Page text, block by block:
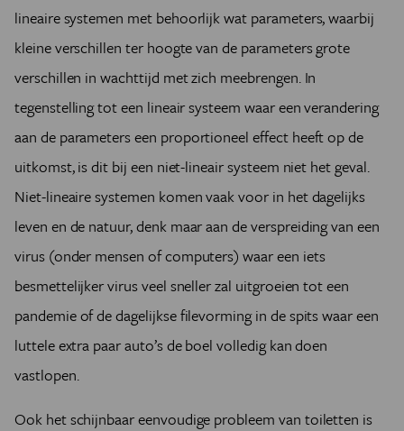
lineaire systemen met behoorlijk wat parameters, waarbij
kleine verschillen ter hoogte van de parameters grote
verschillen in wachttijd met zich meebrengen. In
tegenstelling tot een lineair systeem waar een verandering
aan de parameters een proportioneel effect heeft op de
uitkomst, is dit bij een niet-lineair systeem niet het geval.
Niet-lineaire systemen komen vaak voor in het dagelijks
leven en de natuur, denk maar aan de verspreiding van een
virus (onder mensen of computers) waar een iets
besmettelijker virus veel sneller zal uitgroeien tot een
pandemie of de dagelijkse filevorming in de spits waar een
luttele extra paar auto’s de boel volledig kan doen
vastlopen.
Ook het schijnbaar eenvoudige probleem van toiletten is